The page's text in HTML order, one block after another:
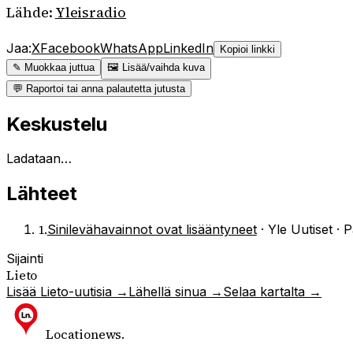
Lähde: Yleisradio
Jaa:XFacebookWhatsAppLinkedIn Kopioi linkki
✎ Muokkaa juttua
🖼 Lisää/vaihda kuva
💬 Raportoi tai anna palautetta jutusta
Keskustelu
Ladataan…
Lähteet
1.Sinilevähavainnot ovat lisääntyneet· Yle Uutiset ·
Sijainti
Lieto
Lisää Lieto-uutisia → Lähellä sinua → Selaa kartalta →
Locationews.